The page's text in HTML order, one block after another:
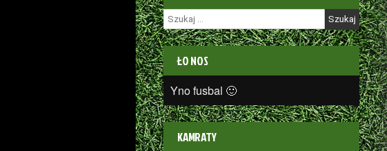
Szukaj:
ŁO NOS
Yno fusbal 🙂
KAMRATY